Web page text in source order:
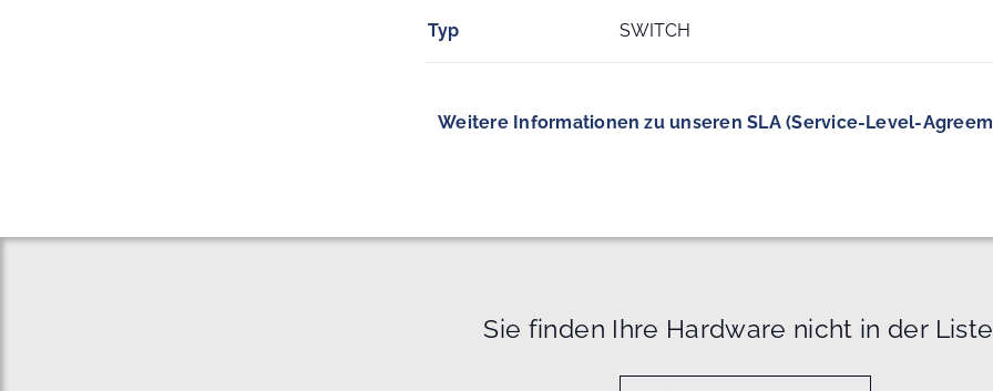
Typ SWITCH
Weitere Informationen zu unseren SLA (Service-Level-
Sie finden Ihre Hardware nicht in der